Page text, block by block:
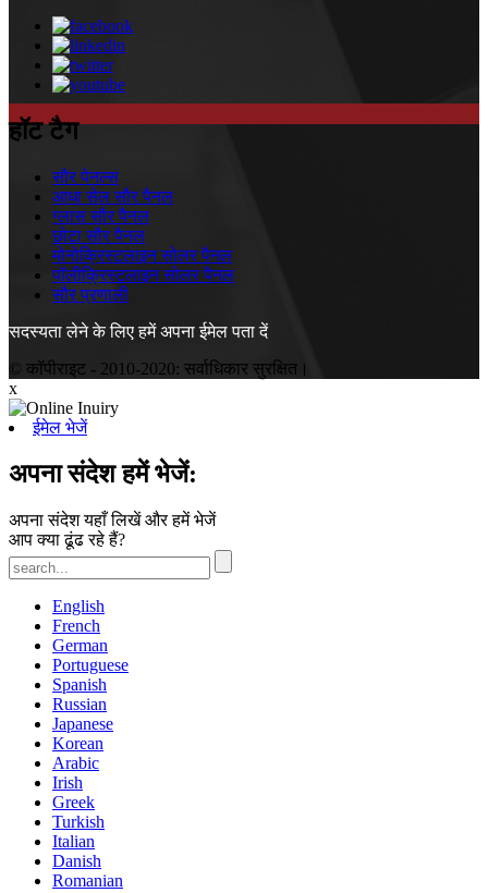
हॉट टैग
सौर पेनल्स
आधा सेल सौर पैनल
ग्लास सौर पैनल
छोटा सौर पैनल
मोनोक्रिस्टलाइन सोलर पैनल
पॉलीक्रिस्टलाइन सोलर पैनल
सौर प्रणाली
सदस्यता लेने के लिए हमें अपना ईमेल पता दें
© कॉपीराइट - 2010-2020: सर्वाधिकार सुरक्षित।
x
ईमेल भेजें
अपना संदेश हमें भेजें:
अपना संदेश यहाँ लिखें और हमें भेजें
आप क्या ढूंढ रहे हैं?
English
French
German
Portuguese
Spanish
Russian
Japanese
Korean
Arabic
Irish
Greek
Turkish
Italian
Danish
Romanian